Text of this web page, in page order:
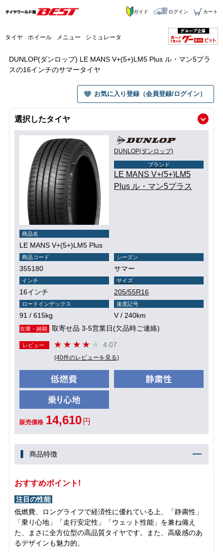
タイヤ ホイール メニュー シミュレータ
ガイド ログイン カート
DUNLOP(ダンロップ) LE MANS V+(5+)LM5 Plus ル・マン5プラ
スの16インチのサマータイヤ
お気に入り登録（会員登録/ログイン）
選択したタイヤ
DUNLOP(ダンロップ)
ブランド
LE MANS V+(5+)LM5
Plus ル・マン5プラス
商品名
LE MANS V+(5+)LM5 Plus
商品コード
355180
シーズン
サマー
インチ
16インチ
サイズ
205/55R16
ロードインデックス
91 / 615kg
速度記号
V / 240km
在庫・納期 取寄せ品 3-5営業日(欠品時ご連絡)
レビュー 4.07
(40件のレビューを見る)
販売価格 14,610 円
商品特徴
おすすめポイント!
注目の性能
低燃費、ロングライフで経済性に優れている上、「静粛性」
「乗り心地」「走行安定性」「ウェット性能」を兼ね備え
た、まさに全方位型の高品質タイヤです。また、高級感のあ
るデザインも魅力的。